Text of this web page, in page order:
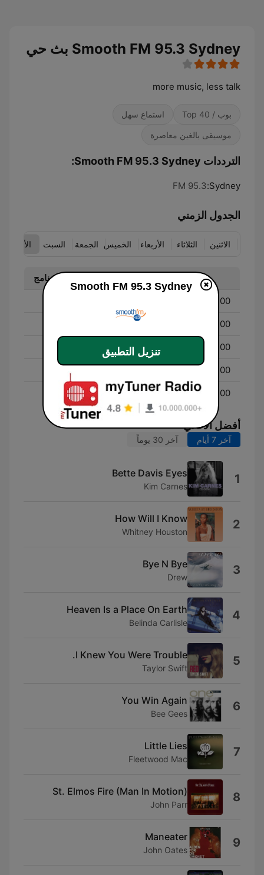
Smooth FM 95.3 Sydney بث حي
more music, less talk
بوب / Top 40 استماع سهل
موسيقى بالغين معاصرة
الترددات Smooth FM 95.3 Sydney:
Sydney:
95.3 FM
الجدول الزمني
الاثنين الثلاثاء الأربعاء الخميس الجمعة السبت الأحد
برنامج
06:00 - 10:00
10:00 - 13:00
Richard Wilkins
13:00 - 16:00
David Campbell
16:00 - 21:00
21:00 - 00:00
Cam Daddo
أفضل الأغاني
آخر 7 أيام آخر 30 يوماً
1
Bette Davis Eyes
Kim Carnes
2
How Will I Know
Whitney Houston
3
Bye N Bye
Drew
4
Heaven Is a Place On Earth
Belinda Carlisle
5
I Knew You Were Trouble.
Taylor Swift
6
You Win Again
Bee Gees
7
Little Lies
Fleetwood Mac
8
St. Elmos Fire (Man In Motion)
John Parr
9
Maneater
John Oates
Smooth FM 95.3 Sydney
تنزيل التطبيق